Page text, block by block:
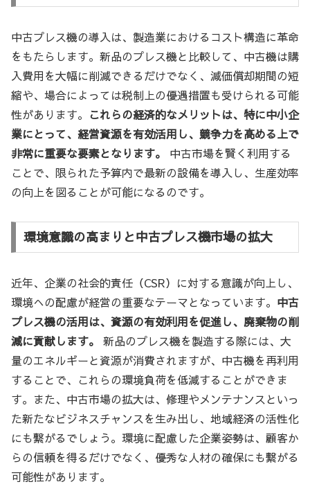
中古プレス機の導入は、製造業におけるコスト構造に革命
をもたらします。新品のプレス機と比較して、中古機は購
入費用を大幅に削減できるだけでなく、減価償却期間の短
縮や、場合によっては税制上の優遇措置も受けられる可能
性があります。 これらの経済的なメリットは、特に中小企
業にとって、経営資源を有効活用し、競争力を高める上で
非常に重要な要素となります。
中古市場を賢く利用する
ことで、限られた予算内で最新の設備を導入し、生産効率
の向上を図ることが可能になるのです。
環境意識の高まりと中古プレス機市場の拡大
近年、企業の社会的責任（CSR）に対する意識が向上し、
環境への配慮が経営の重要なテーマとなっています。 中古
プレス機の活用は、資源の有効利用を促進し、廃棄物の削
減に貢献します。
新品のプレス機を製造する際には、大
量のエネルギーと資源が消費されますが、中古機を再利用
することで、これらの環境負荷を低減することができま
す。また、中古市場の拡大は、修理やメンテナンスといっ
た新たなビジネスチャンスを生み出し、地域経済の活性化
にも繋がるでしょう。環境に配慮した企業姿勢は、顧客か
らの信頼を得るだけでなく、優秀な人材の確保にも繋がる
可能性があります。